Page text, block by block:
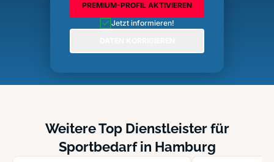
PREMIUM-PROFIL AKTIVIEREN
Jetzt informieren!
Weitere Top Dienstleister für
Sportbedarf in Hamburg